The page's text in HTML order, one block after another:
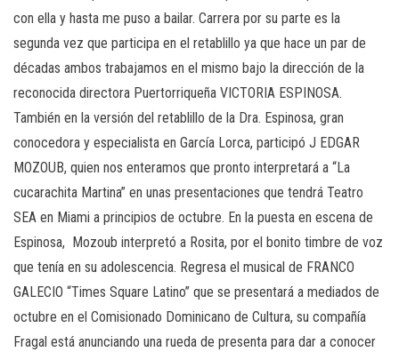
con ella y hasta me puso a bailar. Carrera por su parte es la
segunda vez que participa en el retablillo ya que hace un par de
décadas ambos trabajamos en el mismo bajo la dirección de la
reconocida directora Puertorriqueña VICTORIA ESPINOSA.
También en la versión del retablillo de la Dra. Espinosa, gran
conocedora y especialista en García Lorca, participó J EDGAR
MOZOUB, quien nos enteramos que pronto interpretará a “La
cucarachita Martina” en unas presentaciones que tendrá Teatro
SEA en Miami a principios de octubre. En la puesta en escena de
Espinosa, Mozoub interpretó a Rosita, por el bonito timbre de voz
que tenía en su adolescencia. Regresa el musical de FRANCO
GALECIO “Times Square Latino” que se presentará a mediados de
octubre en el Comisionado Dominicano de Cultura, su compañía
Fragal está anunciando una rueda de presenta para dar a conocer